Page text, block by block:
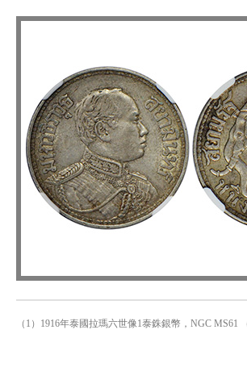
（1）1916年泰國拉瑪六世像1泰銖銀幣，NGC MS61